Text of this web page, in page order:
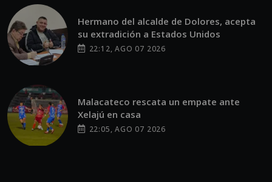
Hermano del alcalde de Dolores, acepta
su extradición a Estados Unidos
22:12, AGO 07 2026
Malacateco rescata un empate ante
Xelajú en casa
22:05, AGO 07 2026